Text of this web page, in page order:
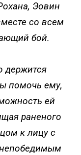
Эовин
со всем
бой.
держится
помочь ему,
ей
раненого
к лицу с